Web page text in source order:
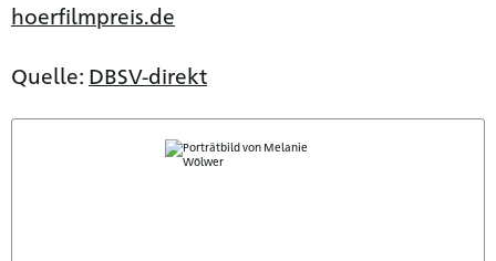
hoerfilmpreis.de
Quelle: DBSV-direkt